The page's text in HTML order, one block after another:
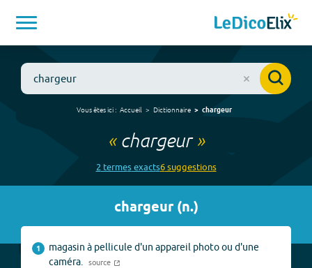
Vous êtes ici : Accueil Dictionnaire chargeur
« chargeur»
2 termesexacts6suggestions
chargeur(n.)
1
magasin à pellicule d'un appareil photo ou d'une
caméra.
source